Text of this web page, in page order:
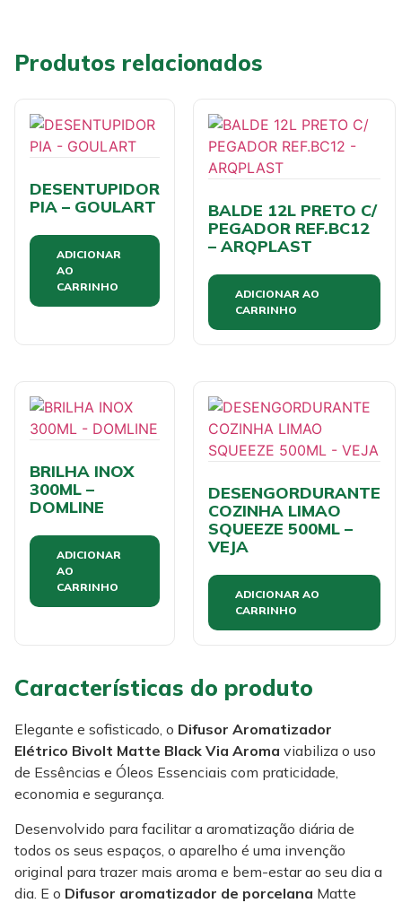
Produtos relacionados
DESENTUPIDOR
PIA – GOULART
ADICIONAR
AO
CARRINHO
BALDE 12L PRETO C/
PEGADOR REF.BC12
– ARQPLAST
ADICIONAR AO
CARRINHO
BRILHA INOX
300ML –
DOMLINE
ADICIONAR
AO
CARRINHO
DESENGORDURANTE
COZINHA LIMAO
SQUEEZE 500ML –
VEJA
ADICIONAR AO
CARRINHO
Características do produto
Elegante e sofisticado, o Difusor Aromatizador
Elétrico Bivolt Matte Black Via Aroma viabiliza o uso
de Essências e Óleos Essenciais com praticidade,
economia e segurança.
Desenvolvido para facilitar a aromatização diária de
todos os seus espaços, o aparelho é uma invenção
original para trazer mais aroma e bem-estar ao seu dia a
dia. E o Difusor aromatizador de porcelana Matte